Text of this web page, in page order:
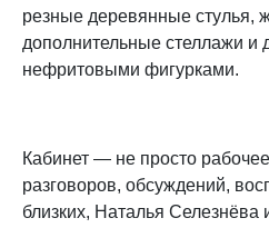
резные деревянные стулья,
дополнительные стеллажи и
нефритовыми фигурками.
Кабинет — не просто
разговоров, обсуждений,
близких, Наталья